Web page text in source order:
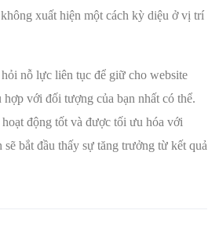
xuất hiện một cách kỳ diệu ở vị trí
nỗ lực liên tục để giữ cho website
với đối tượng của bạn nhất có thể.
động tốt và được tối ưu hóa với
bắt đầu thấy sự tăng trưởng từ kết quả